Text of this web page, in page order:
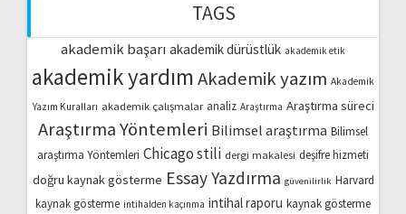
TAGS
akademik başarı akademik dürüstlük akademik etik
akademik yardımAkademik yazım Akademik
Yazım Kuralları akademik çalışmalar analiz Araştırma Araştırma süreci
Araştırma Yöntemleri Bilimsel araştırma Bilimsel
araştırma Yöntemleri Chicago stili dergi makalesi deşifre hizmeti
doğru kaynak gösterme Essay Yazdırma güvenilirlik Harvard
kaynak gösterme intihalden kaçınma intihal raporu kaynak gösterme